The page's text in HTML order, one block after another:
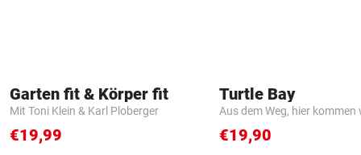
Garten fit & Körper fit
Mit Toni Klein & Karl Ploberger
€19,99
Turtle Bay
Aus dem Weg, hier kommen
€19,90